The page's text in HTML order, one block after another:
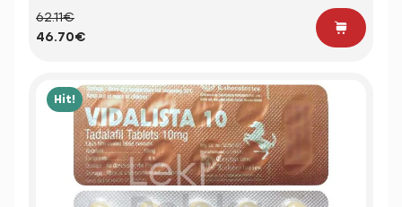
62.11€
46.70€
Hit!